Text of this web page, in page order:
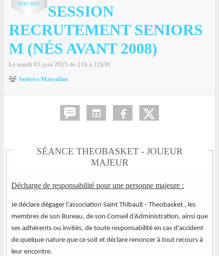
JUIN 2025
SESSION
RECRUTEMENT SENIORS
M (NÉS AVANT 2008)
Le mardi 03 juin 2025 de 21h à 22h30
Seniors Masculins
SÉANCE THEOBASKET - JOUEUR
MAJEUR
Décharge de responsabilité pour une personne majeure :
Je déclare dégager l’association Saint Thibault - Theobasket , les
membres de son Bureau, de son Conseil d’Administration, ainsi que
ses adhérents ou invités, de toute responsabilité en cas d'accident
de quelque nature que ce soit et déclare renoncer à tout recours à
leur encontre.